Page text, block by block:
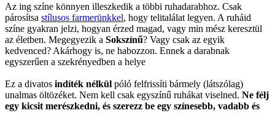
Az ing színe könnyen illeszkedik a többi ruhadarabhoz. Csak
párosítsa stílusos farmerünkkel, hogy telitalálat legyen. A ruháid
színe gyakran jelzi, hogyan érzed magad, vagy min mész keresztül
az életben. Megegyezik a Sokszínű? Vagy csak az egyik
kedvenced? Akárhogy is, ne habozzon. Ennek a darabnak
egyszerűen a szekrényedben a helye
Ez a divatos indíték nélkül póló felfrissíti bármely (látszólag)
unalmas öltözéket. Nem kell csak egyszínű ruhákat viselned. Ne félj
egy kicsit merészkedni, és szerezz be egy színesebb, vadabb és